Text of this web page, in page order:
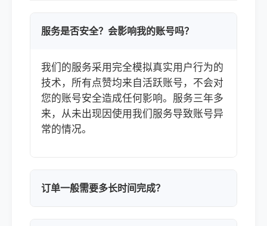
服务是否安全？会影响我的账号吗？
我们的服务采用完全模拟真实用户行为的
技术，所有点赞均来自活跃账号，不会对
您的账号安全造成任何影响。服务三年多
来，从未出现因使用我们服务导致账号异
常的情况。
订单一般需要多长时间完成？